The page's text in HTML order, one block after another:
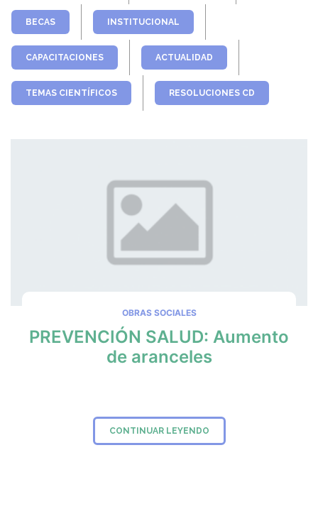
BECAS INSTITUCIONAL
CAPACITACIONES ACTUALIDAD
TEMAS CIENTÍFICOS RESOLUCIONES CD
OBRAS SOCIALES
PREVENCIÓN SALUD: Aumento
de aranceles
CONTINUAR LEYENDO